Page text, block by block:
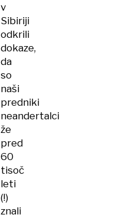
v
Sibiriji
odkrili
dokaze,
da
so
naši
predniki
neandertalci
že
pred
60
tisoč
leti
(!)
znali